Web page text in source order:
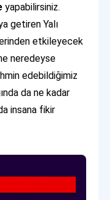
yapabilirsiniz.
getiren Yalı
etkileyecek
neredeyse
edebildiğimiz
da ne kadar
insana fikir